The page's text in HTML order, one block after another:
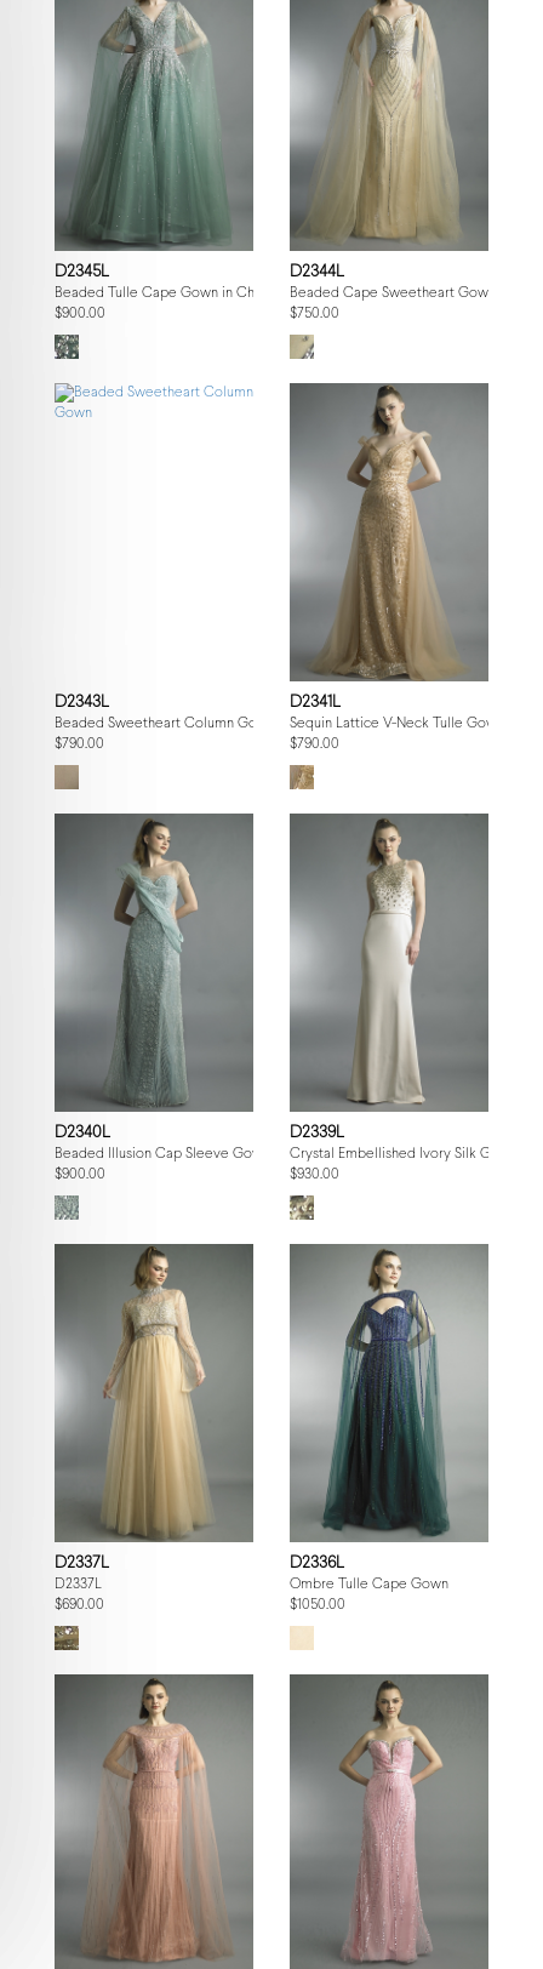
D2345L
Beaded Tulle Cape Gown in Champagne
$900.00
D2344L
Beaded Cape Sweetheart Gown
$750.00
D2343L
Beaded Sweetheart Column Gown
$790.00
D2341L
Sequin Lattice V-Neck Tulle Gown
$790.00
D2340L
Beaded Illusion Cap Sleeve Gown
$900.00
D2339L
Crystal Embellished Ivory Silk Gown
$930.00
D2337L
D2337L
$690.00
D2336L
Ombre Tulle Cape Gown
$1050.00